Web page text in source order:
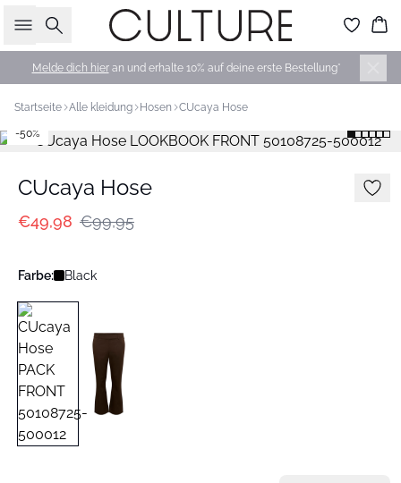
Suche
Melde dich hieran und erhalte 10% auf deine erste Bestellung*
Startseite Alle kleidung Hosen CUcaya Hose
-50%
CUcaya Hose
€49,98 €99,95
Farbe: Black